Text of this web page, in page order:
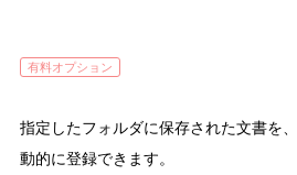
有料オプション
指定したフォルダに保存された文書を
動的に登録できます。